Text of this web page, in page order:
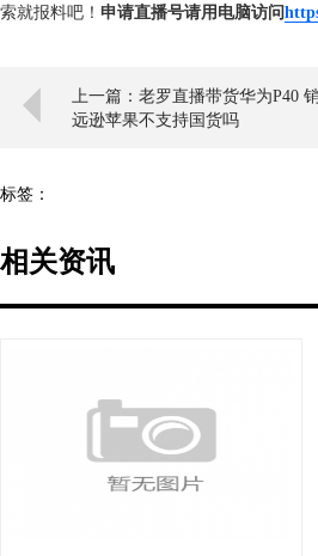
索就报料吧！ 申请直播号请用电脑访问
上一篇：老罗直播带货华为P40
远逊苹果不支持国货吗
标签：
相关资讯